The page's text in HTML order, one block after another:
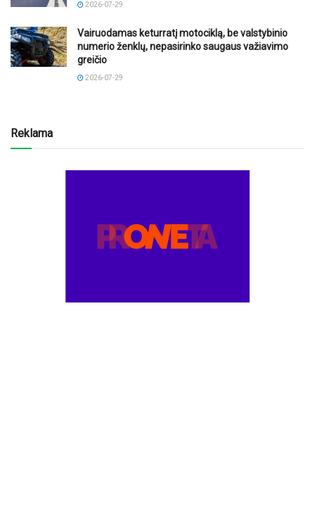
2026-07-29
Vairuodamas keturratį motociklą, be valstybinio
numerio ženklų, nepasirinko saugaus važiavimo
greičio
2026-07-29
Reklama